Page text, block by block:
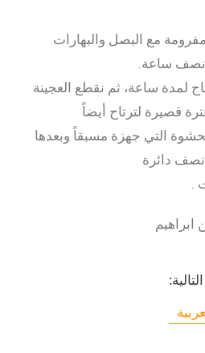
مع البصل والبهارات
نصف ساعة.
لمدة ساعة، ثم نقطع العجينة
قصيرة لترتاح أيضاً
التي جهزة مسبقاً وبعدها
دائرة
.